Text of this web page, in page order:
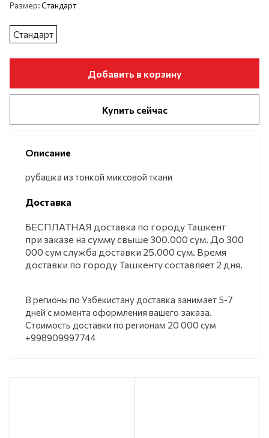
Размер:Стандарт
Стандарт
Добавить в корзину
Купить сейчас
Описание
рубашка из тонкой миксовой ткани
Доставка
БЕСПЛАТНАЯ доставка по городу Ташкент
при заказе на сумму свыше 300.000 сум. До 300
000 сум служба доставки 25.000 сум. Время
доставки по городу Ташкенту составляет 2 дня.
В регионы по Узбекистану доставка занимает 5-7
дней с момента оформления вашего заказа.
Стоимость доставки по регионам 20 000 сум
+998909997744